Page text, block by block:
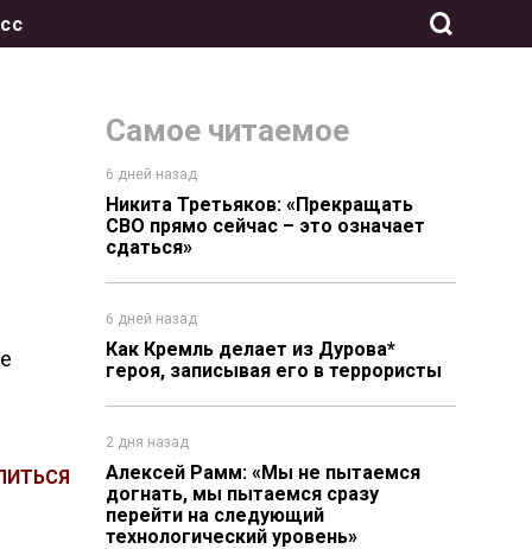
Самое читаемое
6 дней назад
Никита Третьяков: «Прекращать
СВО прямо сейчас – это означает
сдаться»
6 дней назад
Как Кремль делает из Дурова*
героя, записывая его в террористы
2 дня назад
Алексей Рамм: «Мы не пытаемся
догнать, мы пытаемся сразу
перейти на следующий
технологический уровень»